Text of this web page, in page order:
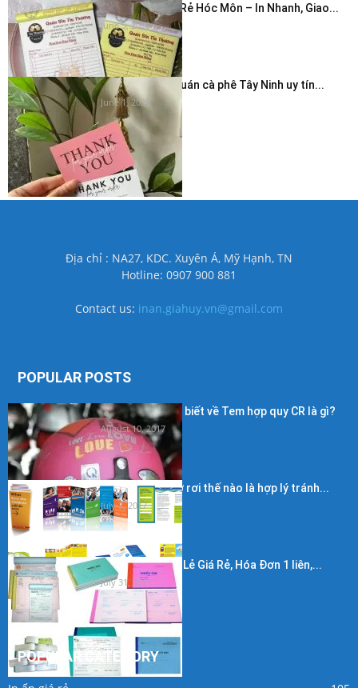
In Hóa Đơn Giá Rẻ Hóc Môn – In Nhanh, Giao...
June 5, 2026
In thẻ cảm ơn quán cà phê Tây Ninh uy tín...
June 1, 2026
Địa chỉ : NA27, KDC. Xuyên Á, Mỹ Hạnh, TN
Hotline: 0907 900 881
Contact us: inan.giahuy.vn@gmail.com
POPULAR POSTS
Những điều cần biết về Tem hợp quy CR là gì?
August 10, 2017
Kích thước in tờ rơi thế nào là hợp lý tránh...
July 7, 2017
In Hóa Đơn Bán Lẻ Giá Rẻ, Hóa Đơn 1 liên,...
July 31, 2017
POPULAR CATEGORY